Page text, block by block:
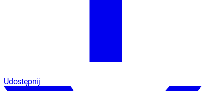
Udostępnij